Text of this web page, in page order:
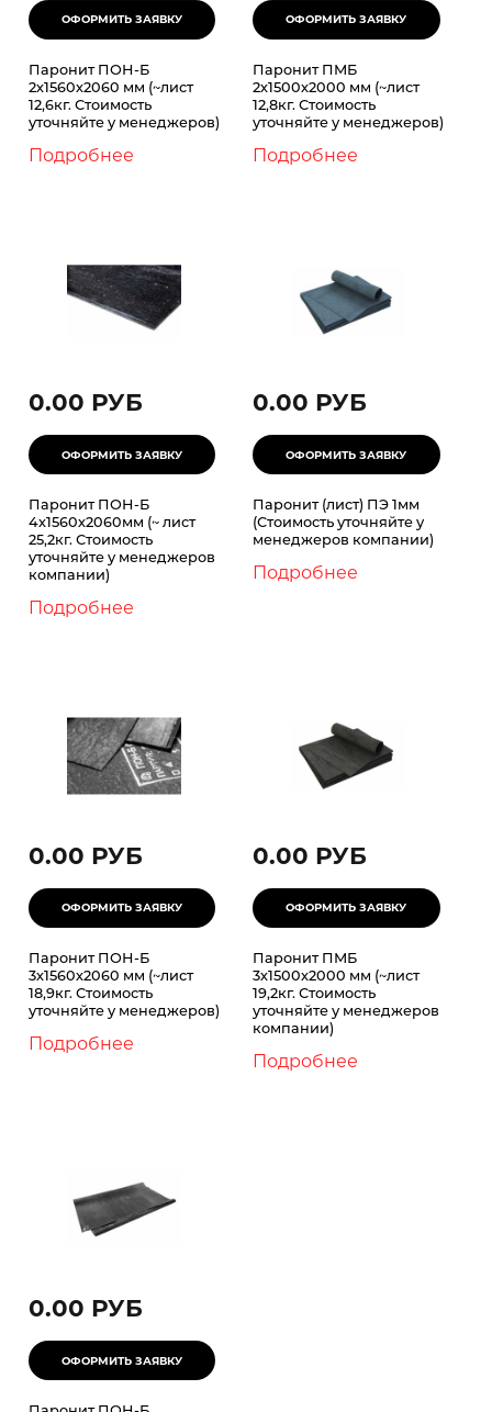
Паронит ПОН-Б
2х1560х2060 мм (~лист
12,6кг. Стоимость
уточняйте у менеджеров)
Подробнее
Паронит ПМБ
2х1500х2000 мм (~лист
12,8кг. Стоимость
уточняйте у менеджеров)
Подробнее
0.00 РУБ
Паронит ПОН-Б
4х1560х2060мм (~ лист
25,2кг. Стоимость
уточняйте у менеджеров
компании)
Подробнее
0.00 РУБ
Паронит (лист) ПЭ 1мм
(Стоимость уточняйте у
менеджеров компании)
Подробнее
0.00 РУБ
Паронит ПОН-Б
3х1560х2060 мм (~лист
18,9кг. Стоимость
уточняйте у менеджеров)
Подробнее
0.00 РУБ
Паронит ПМБ
3х1500х2000 мм (~лист
19,2кг. Стоимость
уточняйте у менеджеров
компании)
Подробнее
0.00 РУБ